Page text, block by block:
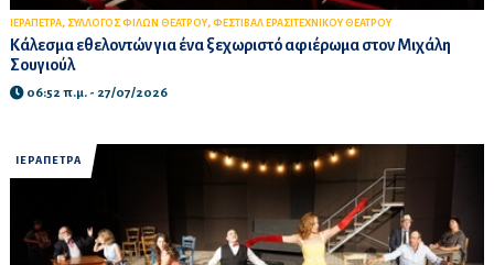
ΙΕΡΑΠΕΤΡΑ, ΣΥΛΛΟΓΟΣ ΦΙΛΩΝ ΘΕΑΤΡΟΥ, ΦΕΣΤΙΒΑΛ ΕΡΑΣΙΤΕΧΝΙΚΟΥ ΘΕΑΤΡΟΥ
Κάλεσμα εθελοντών για ένα ξεχωριστό αφιέρωμα στον Μιχάλη
Σουγιούλ
06:52 π.μ. - 27/07/2026
ΙΕΡΑΠΕΤΡΑ